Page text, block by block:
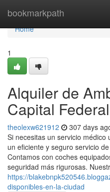
bookmarkpath
Home
Home
1
Alquiler de
Capital Federal
theolexw621912 307 days
Si necesitas un servicio
un eficiente y seguro servicio
Contamos con coches
seguridad más rigurosas.
https://
disponibles-en-la-ciudad